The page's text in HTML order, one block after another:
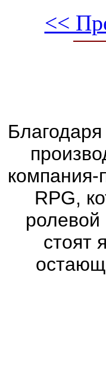
<<
компания-
RPG,
ролевой
стоят